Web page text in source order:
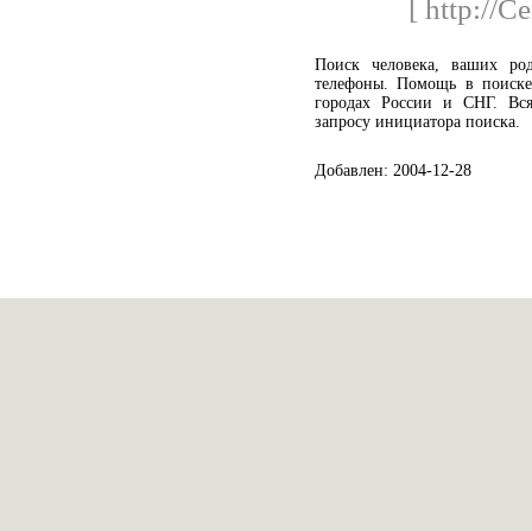
[ http://
Поиск человека, ваших
телефоны. Помощь в
городах России и СНГ.
запросу инициатора поиска.
Добавлен: 2004-12-28